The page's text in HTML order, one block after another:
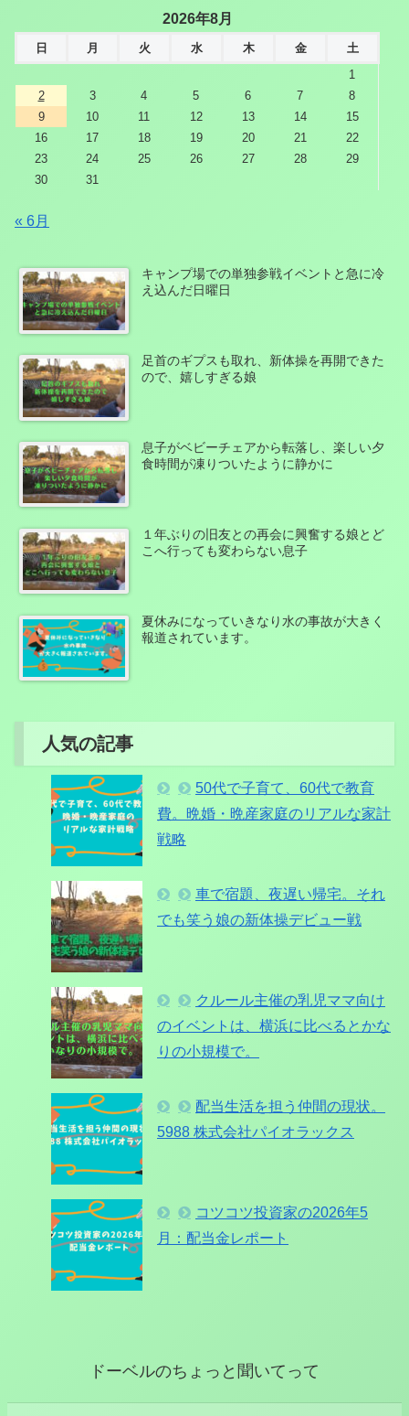
2026年8月
日 月 火 水 木 金
土
1
2
3 4 5 6 7
8
9
10 11 12 13 14
15
16
17 18 19 20 21
22
23
24 25 26 27 28
29
30
31
« 6月
キャンプ場での単独参戦イベントと急に冷
え込んだ日曜日
足首のギプスも取れ、新体操を再開できた
ので、嬉しすぎる娘
息子がベビーチェアから転落し、楽しい夕
食時間が凍りついたように静かに
１年ぶりの旧友との再会に興奮する娘とど
こへ行っても変わらない息子
夏休みになっていきなり水の事故が大きく
報道されています。
人気の記事
50代で子育て、60代で教育
費。晩婚・晩産家庭のリアルな家計
戦略
車で宿題、夜遅い帰宅。それ
でも笑う娘の新体操デビュー戦
クルール主催の乳児ママ向け
のイベントは、横浜に比べるとかな
りの小規模で。
配当生活を担う仲間の現状。
5988 株式会社パイオラックス
コツコツ投資家の2026年5
月：配当金レポート
ドーベルのちょっと聞いてって